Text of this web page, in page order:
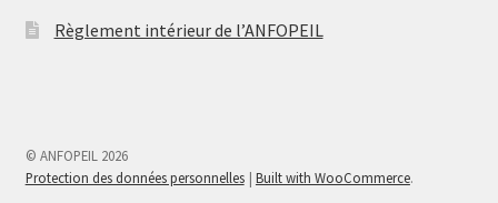
Règlement intérieur de l’ANFOPEIL
© ANFOPEIL 2026
Protection des données personnelles
Built with WooCommerce.